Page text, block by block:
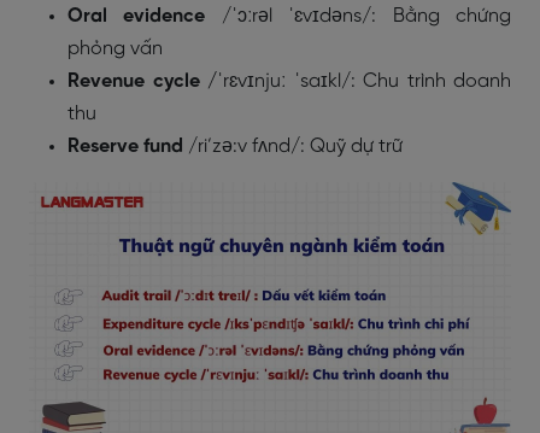
Oral evidence
/ˈɔːrəl ˈɛvɪdəns/: Bằng chứng
phỏng vấn
Revenue cycle /ˈrɛvɪnjuː ˈsaɪkl/: Chu trình doanh
thu
Reserve fund /ri’zə:v fʌnd/: Quỹ dự trữ